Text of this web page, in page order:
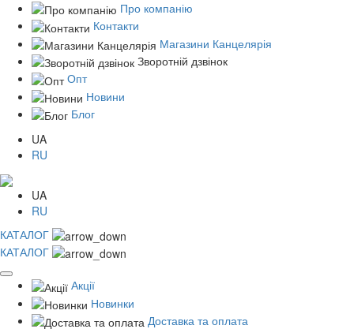
Про компанію
Контакти
Магазини Канцелярія
Зворотній дзвінок
Опт
Новини
Блог
UA
RU
UA
RU
КАТАЛОГ
КАТАЛОГ
Акції
Новинки
Доставка та оплата